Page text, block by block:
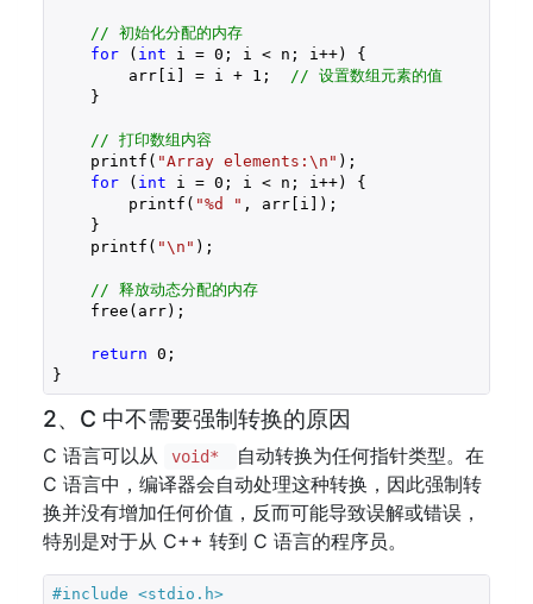
// 初始化分配的内存
for ( int i = 0 ; i < n; i++) {
        arr[i] = i +
1 ;
// 设置数组元素的值
    }
// 打印数组内容
    printf(
"Array elements:\n" );
for ( int i = 0 ; i < n; i++) {
        printf(
"%d " , arr[i]);
    }
    printf(
"\n" );
// 释放动态分配的内存
    free(arr);
return 0 ;
2、C 中不需要强制转换的原因
C 语言可以从 void*
自动转换为任何指针类型。在
C 语言中，编译器会自动处理这种转换，因此强制转
换并没有增加任何价值，反而可能导致误解或错误，
特别是对于从 C++ 转到 C 语言的程序员。
#include <stdio.h>